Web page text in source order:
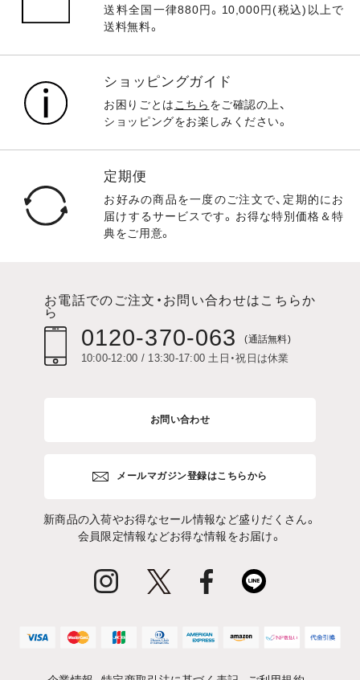
送料全国一律880円。10,000円(税込)以上で
送料無料。
ショッピングガイド
お困りごとは こちら をご確認の上、
ショッピングをお楽しみください。
定期便
お好みの商品を一度のご注文で、定期的にお
届けするサービスです。お得な特別価格＆特
典をご用意。
お電話でのご注文・お問い合わせはこちらか
ら
0120-370-063 (通話無料)
10:00-12:00 / 13:30-17:00 土日・祝日は休業
お問い合わせ
メールマガジン登録はこちらから
新商品の入荷やお得なセール情報など盛りだくさん。
会員限定情報などお得な情報をお届け。